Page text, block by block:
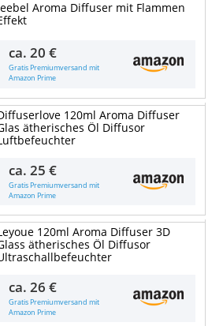
Aroma Diffuser mit Flammen
ca.20 €
Gratis Premiumversand mit
Amazon Prime
120ml Aroma Diffuser
ätherisches Öl Diffusor
ca.25 €
Gratis Premiumversand mit
Amazon Prime
120ml Aroma Diffuser 3D
ätherisches Öl Diffusor
ca.26 €
Gratis Premiumversand mit
Amazon Prime